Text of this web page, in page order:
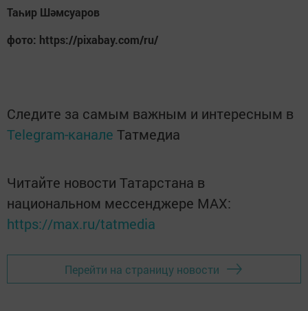
Таһир Шәмсуаров
фото: https://pixabay.com/ru/
Следите за самым важным и интересным в
Telegram-канале Татмедиа
Читайте новости Татарстана в
национальном мессенджере MАХ:
https://max.ru/tatmedia
Перейти на страницу новости